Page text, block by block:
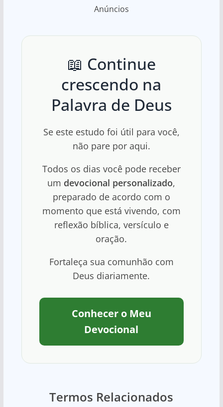
Anúncios
📖 Continue
crescendo na
Palavra de Deus
Se este estudo foi útil para você,
não pare por aqui.
Todos os dias você pode receber
um devocional personalizado,
preparado de acordo com o
momento que está vivendo, com
reflexão bíblica, versículo e
oração.
Fortaleça sua comunhão com
Deus diariamente.
Conhecer o Meu
Devocional
Termos Relacionados